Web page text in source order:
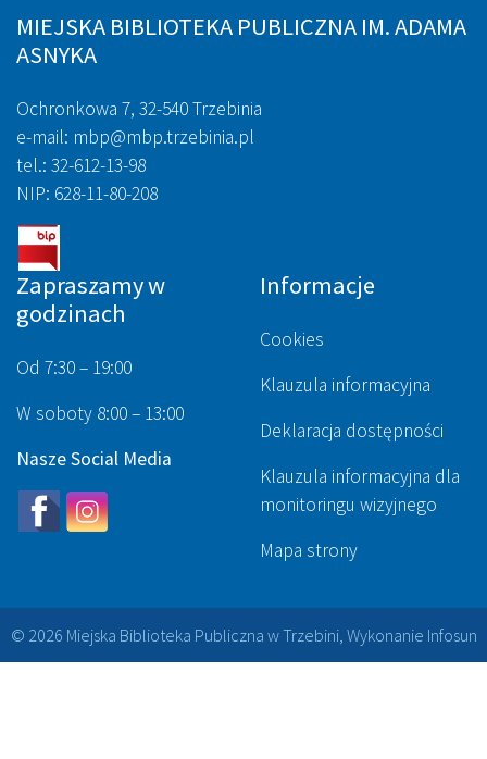
MIEJSKA BIBLIOTEKA PUBLICZNA IM. ADAMA
ASNYKA
Ochronkowa 7, 32-540 Trzebinia
e-mail: mbp@mbp.trzebinia.pl
tel.: 32-612-13-98
NIP: 628-11-80-208
Zapraszamy w
godzinach
Od 7:30 – 19:00
W soboty 8:00 – 13:00
Nasze Social Media
Informacje
Cookies
Klauzula informacyjna
Deklaracja dostępności
Klauzula informacyjna dla
monitoringu wizyjnego
Mapa strony
© 2026 Miejska Biblioteka Publiczna w Trzebini, Wykonanie Infosun